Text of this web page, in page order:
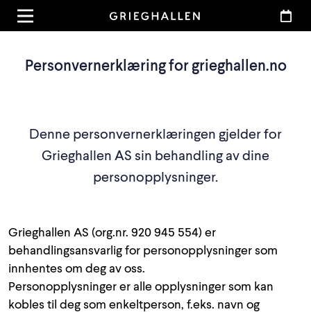
Personvernerklæring for grieghallen.no
Denne personvernerklæringen gjelder for
Grieghallen AS sin behandling av dine
personopplysninger.
Grieghallen AS (org.nr. 920 945 554) er
behandlingsansvarlig for personopplysninger som
innhentes om deg av oss.
Personopplysninger er alle opplysninger som kan
kobles til deg som enkeltperson, f.eks. navn og